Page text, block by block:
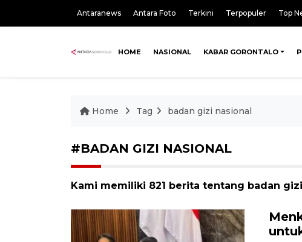
Antaranews Antara Foto Terkini Terpopuler Top
HOME NASIONAL KABAR GORONTALO
Home Tag badan gizi nasional
#BADAN GIZI NASIONAL
Kami memiliki 821 berita tentang badan